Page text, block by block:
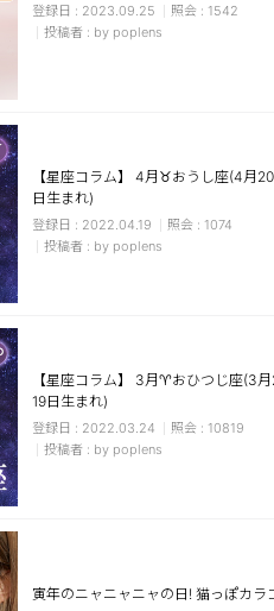
2023.09.25
1542
by poplens
【星座コラム】 4月♉おうし座(4月
日生まれ)
2022.04.19
1074
by poplens
【星座コラム】 3月♈おひつじ座(3
19日生まれ)
2022.03.24
10819
by poplens
寅年のニャニャニャの日! 猫っぽカラ